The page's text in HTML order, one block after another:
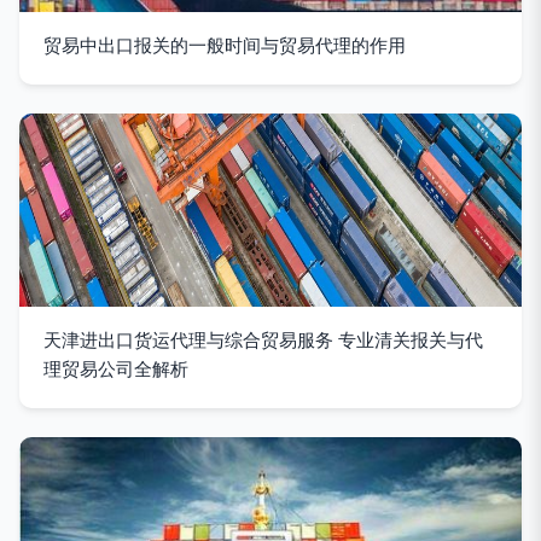
贸易中出口报关的一般时间与贸易代理的作用
天津进出口货运代理与综合贸易服务 专业清关报关与代
理贸易公司全解析